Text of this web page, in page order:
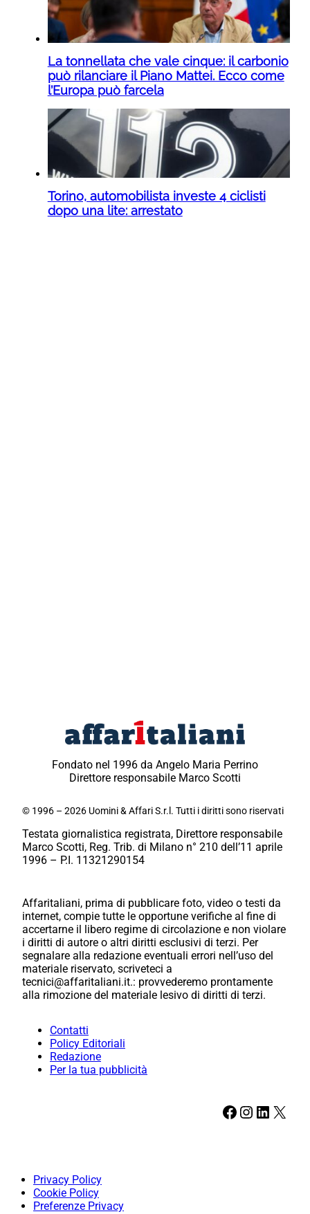
La tonnellata che vale cinque: il carbonio
può rilanciare il Piano Mattei. Ecco come
l’Europa può farcela
Torino, automobilista investe 4 ciclisti
dopo una lite: arrestato
Fondato nel 1996 da Angelo Maria Perrino
Direttore responsabile Marco Scotti
© 1996 – 2026 Uomini & Affari S.r.l. Tutti i diritti sono riservati
Testata giornalistica registrata, Direttore responsabile
Marco Scotti, Reg. Trib. di Milano n° 210 dell’11 aprile
1996 – P.I. 11321290154
Affaritaliani, prima di pubblicare foto, video o testi da
internet, compie tutte le opportune verifiche al fine di
accertarne il libero regime di circolazione e non violare
i diritti di autore o altri diritti esclusivi di terzi. Per
segnalare alla redazione eventuali errori nell’uso del
materiale riservato, scriveteci a
tecnici@affaritaliani.it.: provvederemo prontamente
alla rimozione del materiale lesivo di diritti di terzi.
Contatti
Policy Editoriali
Redazione
Per la tua pubblicità
Facebook Instagram LinkedIn X
Privacy Policy
Cookie Policy
Preferenze Privacy